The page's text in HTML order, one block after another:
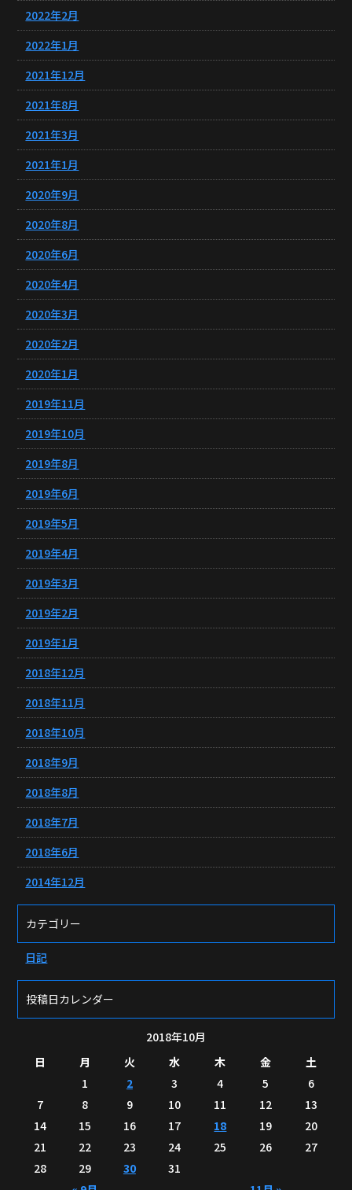
2022年2月
2022年1月
2021年12月
2021年8月
2021年3月
2021年1月
2020年9月
2020年8月
2020年6月
2020年4月
2020年3月
2020年2月
2020年1月
2019年11月
2019年10月
2019年8月
2019年6月
2019年5月
2019年4月
2019年3月
2019年2月
2019年1月
2018年12月
2018年11月
2018年10月
2018年9月
2018年8月
2018年7月
2018年6月
2014年12月
カテゴリー
日記
投稿日カレンダー
2018年10月
日
月 火 水 木 金 土
1 2 3 4 5
6
7
8 9 10 11 12
13
14
15 16 17 18 19
20
21
22 23 24 25 26
27
28
29 30 31